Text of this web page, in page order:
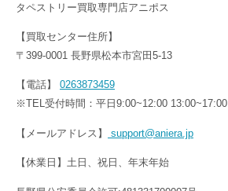
タペストリー買取専門店アニポス
【買取センター住所】
〒399-0001 長野県松本市宮田5-13
【電話】 0263873459
※TEL受付時間：平日9:00~12:00 13:00~17:00
【メールアドレス】 support@aniera.jp
【休業日】土日、祝日、年末年始